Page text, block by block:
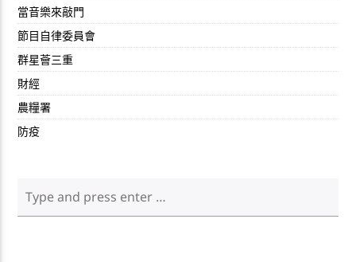
當音樂來敲門
節目自律委員會
群星薈三重
財經
農糧署
防疫